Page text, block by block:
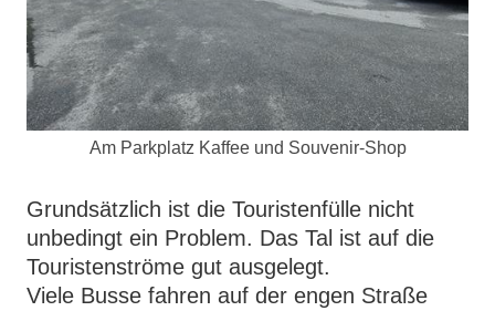
Am Parkplatz Kaffee und Souvenir-Shop
Grundsätzlich ist die Touristenfülle nicht
unbedingt ein Problem. Das Tal ist auf die
Touristenströme gut ausgelegt.
Viele Busse fahren auf der engen Straße